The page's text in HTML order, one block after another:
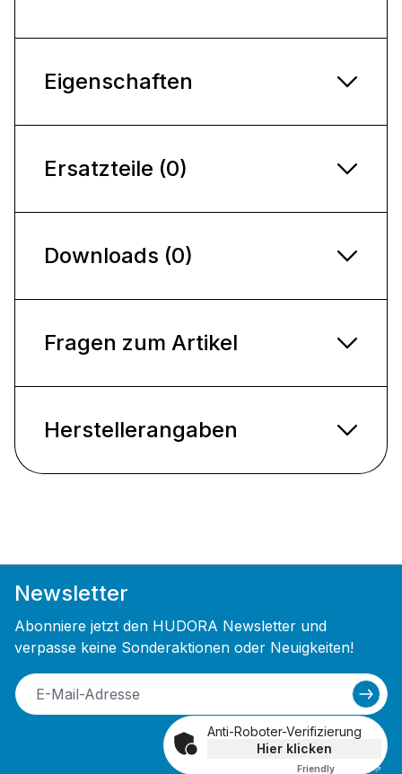
Eigenschaften
Ersatzteile (0)
Downloads (0)
Fragen zum Artikel
Herstellerangaben
Newsletter
Abonniere jetzt den HUDORA Newsletter und
verpasse keine Sonderaktionen oder Neuigkeiten!
Anti-Roboter-Verifizierung
Hier klicken
Friendly Captcha ⇗